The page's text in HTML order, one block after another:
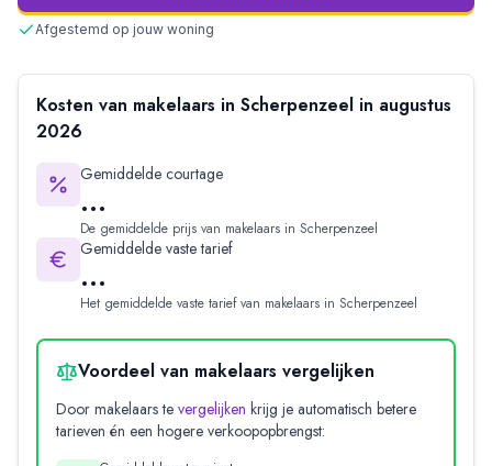
Afgestemd op jouw woning
Kosten van makelaars in Scherpenzeel in augustus
2026
Gemiddelde courtage
...
De gemiddelde prijs van makelaars in Scherpenzeel
Gemiddelde vaste tarief
...
Het gemiddelde vaste tarief van makelaars in Scherpenzeel
Voordeel van makelaars vergelijken
Door makelaars te vergelijken krijg je automatisch betere
tarieven én een hogere verkoopopbrengst: